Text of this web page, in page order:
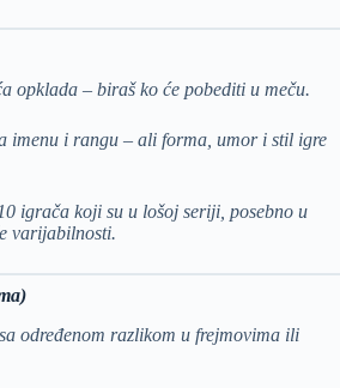
opklada – biraš ko će pobediti u meču.
imenu i rangu – ali forma, umor i stil igre
igrača koji su u lošoj seriji, posebno u
varijabilnosti.
određenom razlikom u frejmovima ili